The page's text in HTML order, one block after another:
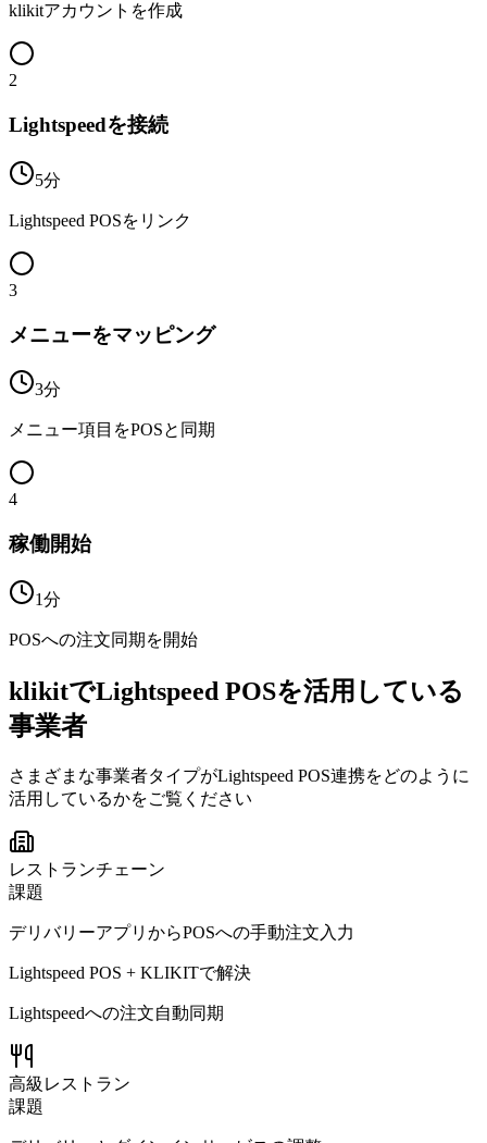
klikitアカウントを作成
2
Lightspeedを接続
5分
Lightspeed POSをリンク
3
メニューをマッピング
3分
メニュー項目をPOSと同期
4
稼働開始
1分
POSへの注文同期を開始
klikitでLightspeed POSを活用している
事業者
さまざまな事業者タイプがLightspeed POS連携をどのように
活用しているかをご覧ください
レストランチェーン
課題
デリバリーアプリからPOSへの手動注文入力
Lightspeed POS + KLIKITで解決
Lightspeedへの注文自動同期
高級レストラン
課題